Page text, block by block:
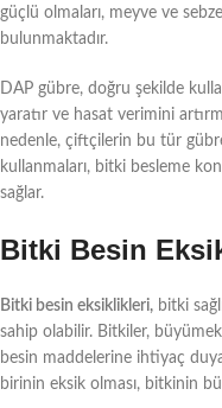
güçlü olmaları, meyve ve
bulunmaktadır.
DAP gübre, doğru şekilde
yaratır ve hasat verimini
nedenle, çiftçilerin bu tür
kullanmaları, bitki besleme
sağlar.
Bitki Besin
Bitki besin eksiklikleri, bitki
sahip olabilir. Bitkiler,
besin maddelerine ihtiyaç
birinin eksik olması, bitkinin